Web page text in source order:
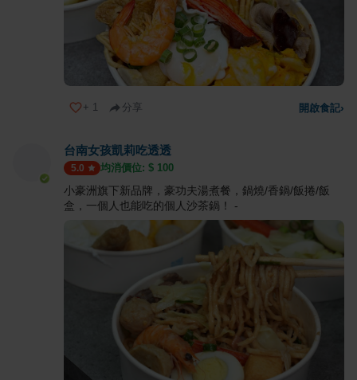
+ 1 分享 開啟食記›
台南女孩凱莉吃透透
5.0 均消價位: $ 100
小豪洲旗下新品牌，豪功夫湯煮餐，鍋燒/香鍋/飯捲/飯
盒，一個人也能吃的個人沙茶鍋！ -